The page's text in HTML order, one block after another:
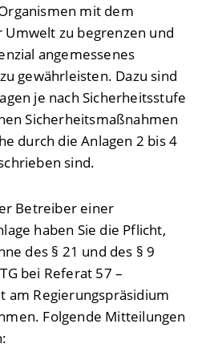
mit dem
Umwelt zu begrenzen und
angemessenes
gewährleisten. Dazu sind
je nach Sicherheitsstufe
Sicherheitsmaßnahmen
durch die Anlagen 2 bis 4
sind.
Betreiber einer
haben Sie die Pflicht,
des § 21 und des § 9
bei Referat 57 –
am Regierungspräsidium
Folgende Mitteilungen